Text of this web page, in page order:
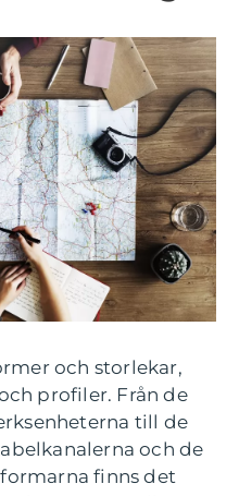
och storlekar,
profiler. Från de
till de
och de
finns det